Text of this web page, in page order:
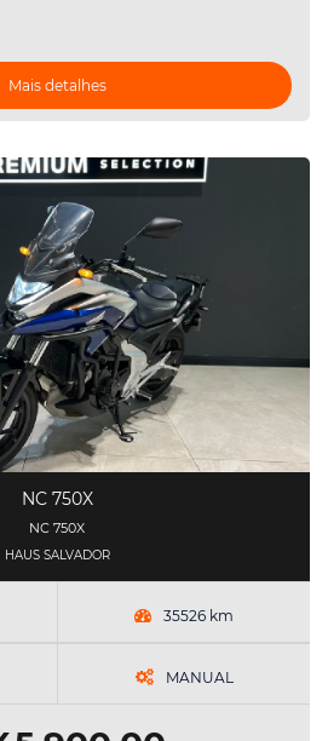
Mais detalhes
NC 750X
NC 750X
HAUS SALVADOR
35526 km
MANUAL